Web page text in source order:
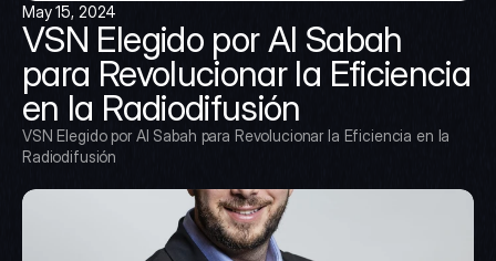
May 15, 2024
VSN Elegido por Al Sabah
para Revolucionar la Eficiencia
en la Radiodifusión
VSN Elegido por Al Sabah para Revolucionar la Eficiencia en la
Radiodifusión